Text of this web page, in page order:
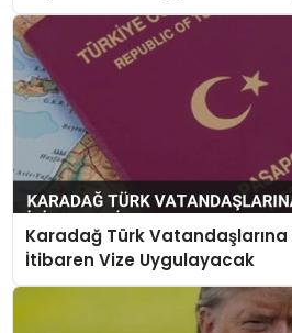
Karadağ Türk Vatandaşlarına
İtibaren Vize Uygulayacak